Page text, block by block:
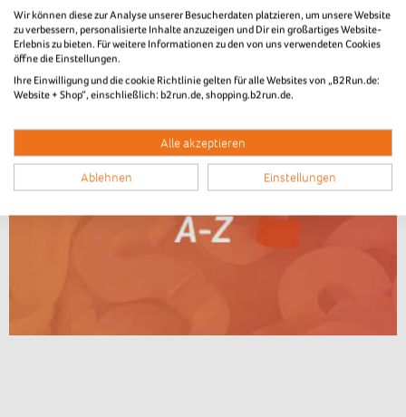
Wir können diese zur Analyse unserer Besucherdaten platzieren, um unsere Website
zu verbessern, personalisierte Inhalte anzuzeigen und Dir ein großartiges Website-
Erlebnis zu bieten. Für weitere Informationen zu den von uns verwendeten Cookies
öffne die Einstellungen.
Ihre Einwilligung und die cookie Richtlinie gelten für alle Websites von „B2Run.de:
Website + Shop“, einschließlich: b2run.de, shopping.b2run.de.
Alle akzeptieren
Ablehnen Einstellungen